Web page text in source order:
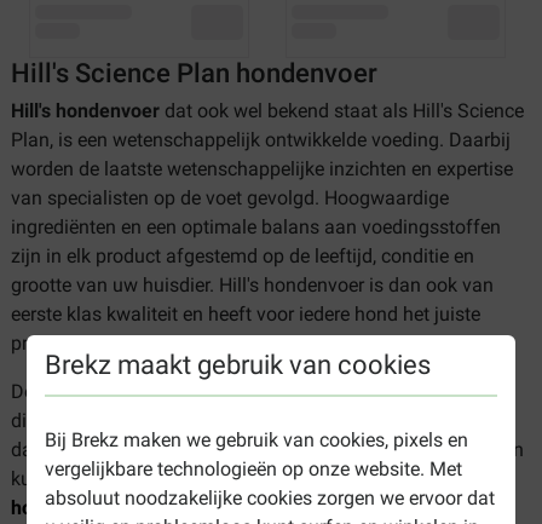
Brekz maakt gebruik van cookies
Bij Brekz maken we gebruik van cookies, pixels en
vergelijkbare technologieën op onze website. Met
absoluut noodzakelijke cookies zorgen we ervoor dat
Hill's Science Plan hondenvoer
Hill's hondenvoer dat ook wel bekend staat als Hill's Science
Plan, is een wetenschappelijk ontwikkelde voeding. Daarbij
worden de laatste wetenschappelijke inzichten en expertise
van specialisten op de voet gevolgd. Hoogwaardige
ingrediënten en een optimale balans aan voedingsstoffen
zijn in elk product afgestemd op de leeftijd, conditie en
grootte van uw huisdier. Hill's hondenvoer is dan ook van
eerste klas kwaliteit en heeft voor iedere hond het juiste
product.
De missie van Hill's is om de speciale band tussen mens en
dier te verrijken en te verlengen. De juiste diervoeding is
daarbij natuurlijk van groot belang. Naast Hill's Science Plan
kunt u in het aanbodHill's Prescription Diet
hondenvoerook veterinaire voedingsmiddelen voor uw